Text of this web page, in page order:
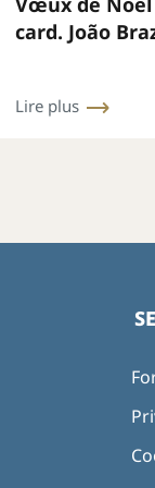
card. João
Lire plus